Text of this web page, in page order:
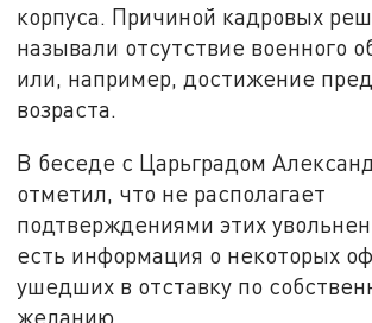
корпуса. Причиной кадровых
называли отсутствие военного
или, например, достижение
возраста.
В беседе с Царьградом
отметил, что не располагает
подтверждениями этих
есть информация о некоторых
ушедших в отставку по
желанию.